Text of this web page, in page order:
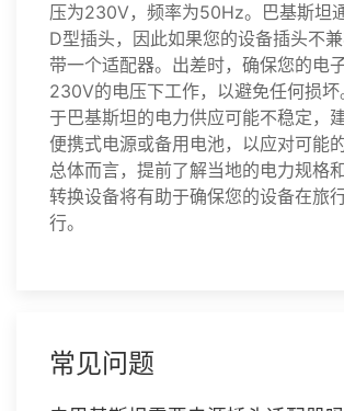
压为230V，频率为50Hz。巴基斯坦
D型插头，因此如果您的设备插头不
带一个适配器。出差时，确保您的电
230V的电压下工作，以避免任何损坏
于巴基斯坦的电力供应可能不稳定，
便携式电源或备用电池，以应对可能
总体而言，提前了解当地的电力规格
转换设备将有助于确保您的设备在旅
行。
常见问题